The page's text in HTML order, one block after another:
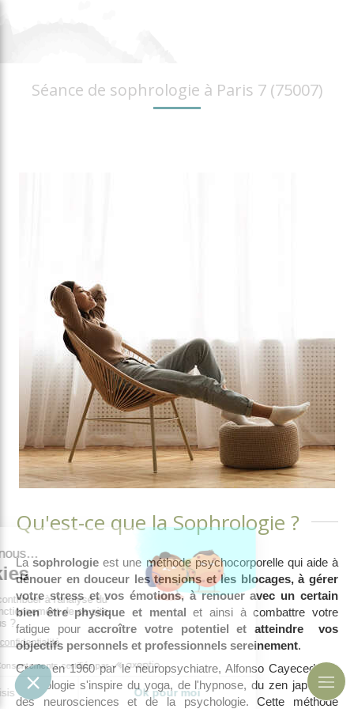
Séance de sophrologie à Paris 7 (75007)
Qu'est-ce que la Sophrologie ?
Lasophrologie est une méthode psychocorporelle qui aide à
dénouer en douceur les tensions et les blocages, à gérer
votre stress et vos émotions, à renouer avec un certain
bien être physique et mental et ainsi à combattre votre
fatigue pouraccroître votre potentiel et atteindre vos
objectifs personnels et professionnels sereinement.
Créée en 1960 par le neuropsychiatre, Alfonso Cayecedo, la
sophrologie s'inspire du yoga, de l'hypnose, du zen japonais,
des neurosciences et de la psychologie. Cette méthode